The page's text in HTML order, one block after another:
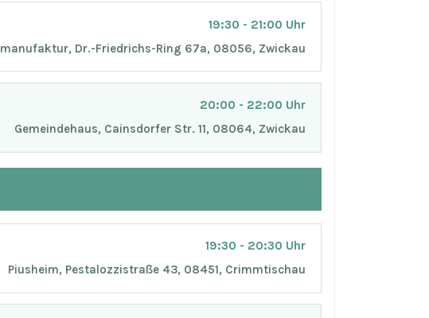
19:30 - 21:00 Uhr
manufaktur, Dr.-Friedrichs-Ring 67a, 08056, Zwickau
20:00 - 22:00 Uhr
Gemeindehaus, Cainsdorfer Str. 11, 08064, Zwickau
19:30 - 20:30 Uhr
Piusheim, Pestalozzistraße 43, 08451, Crimmtischau